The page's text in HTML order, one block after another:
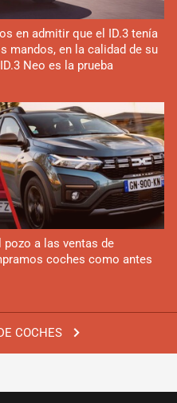
COCHES
en admitir que el ID.3 tenía
mandos, en la calidad de su
Neo es la prueba
a las ventas de
coches como antes